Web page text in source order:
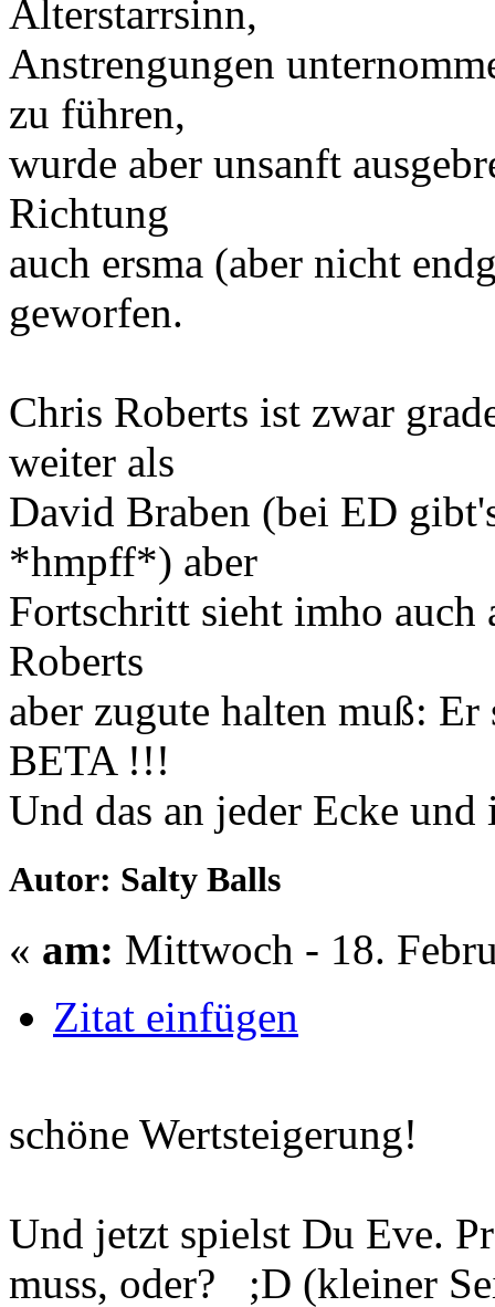
Alterstarrsinn,
Anstrengungen
zu führen,
wurde aber unsanft
Richtung
auch ersma (aber nicht
geworfen.
Chris Roberts ist zwar
weiter als
David Braben (bei ED
*hmpff*) aber
Fortschritt sieht imho auch
Roberts
aber zugute halten muß:
BETA !!!
Und das an jeder Ecke und
Autor: Salty Balls
« am: Mittwoch - 18.
Zitat einfügen
schöne Wertsteigerung!
Und jetzt spielst Du Eve.
muss, oder? ;D (kleiner